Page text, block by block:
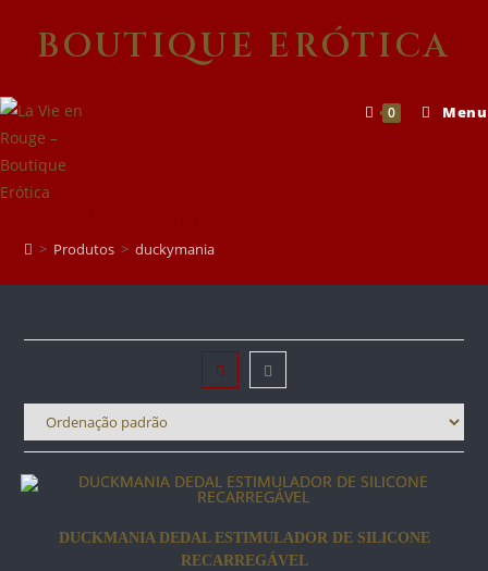
BOUTIQUE ERÓTICA
0 Menu
> Produtos > duckymania
DUCKMANIA DEDAL ESTIMULADOR DE SILICONE
RECARREGÁVEL